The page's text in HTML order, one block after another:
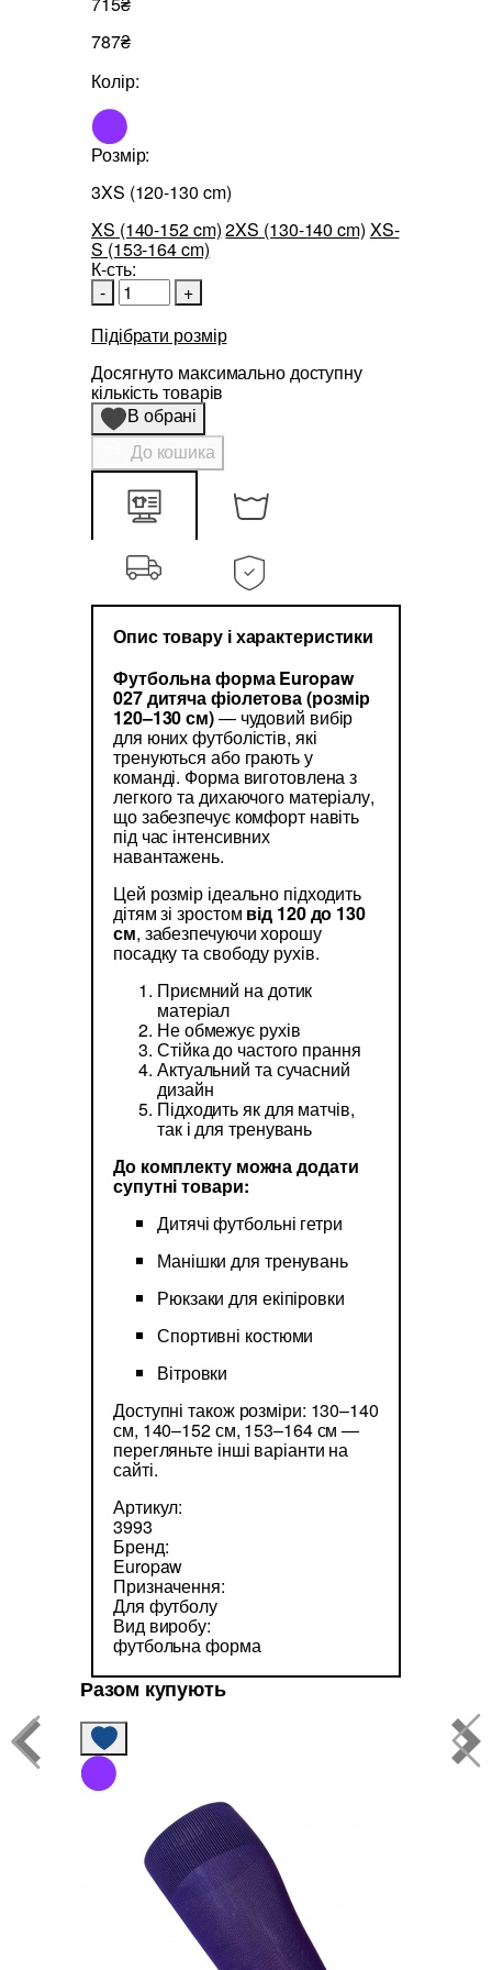
787₴
Колір:
Розмір:
3XS (120-130 cm)
XS (140-152 cm)2XS (130-140 cm) XS-
S (153-164 cm)
К-сть:
-
+
Підібрати розмір
Досягнуто максимально доступну
кількість товарів
В обрані
До кошика
Опис товару і характеристики
Футбольна форма Europaw
027 дитяча фіолетова (розмір
120–130 см)— чудовий вибір
для юних футболістів, які
тренуються або грають у
команді. Форма виготовлена з
легкого та дихаючого матеріалу,
що забезпечує комфорт навіть
під час інтенсивних
навантажень.
Цей розмір ідеально підходить
дітям зі зростом від 120 до 130
см, забезпечуючи хорошу
посадку та свободу рухів.
Приємний на дотик
матеріал
Не обмежує рухів
Стійка до частого прання
Актуальний та сучасний
дизайн
Підходить як для матчів,
так і для тренувань
До комплекту можна додати
супутні товари:
Дитячі футбольні гетри
Манішки для тренувань
Рюкзаки для екіпіровки
Спортивні костюми
Вітровки
Доступні також розміри: 130–140
см, 140–152 см, 153–164 см —
перегляньте інші варіанти на
сайті.
Артикул:
3993
Бренд:
Europaw
Призначення:
Для футболу
Вид виробу:
футбольна форма
Разом купують